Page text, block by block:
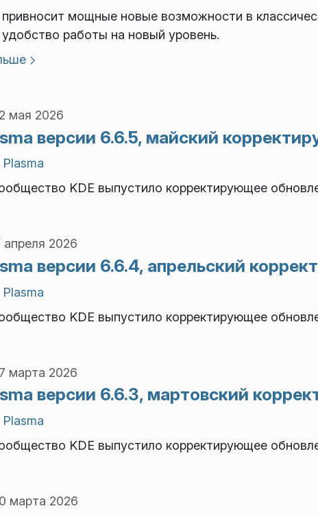
привносит мощные новые возможности в
работы на новый уровень.
мая 2026
версии 6.6.5, майский
Plasma
KDE выпустило корректирующее
апреля 2026
версии 6.6.4, апрельский
Plasma
KDE выпустило корректирующее
марта 2026
версии 6.6.3, мартовский
Plasma
KDE выпустило корректирующее
марта 2026